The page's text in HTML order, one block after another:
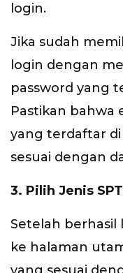
login.
Jika sudah
login dengan
password yang
Pastikan bahwa
yang terdaftar di
sesuai dengan
3. Pilih Jenis
Setelah berhasil
ke halaman